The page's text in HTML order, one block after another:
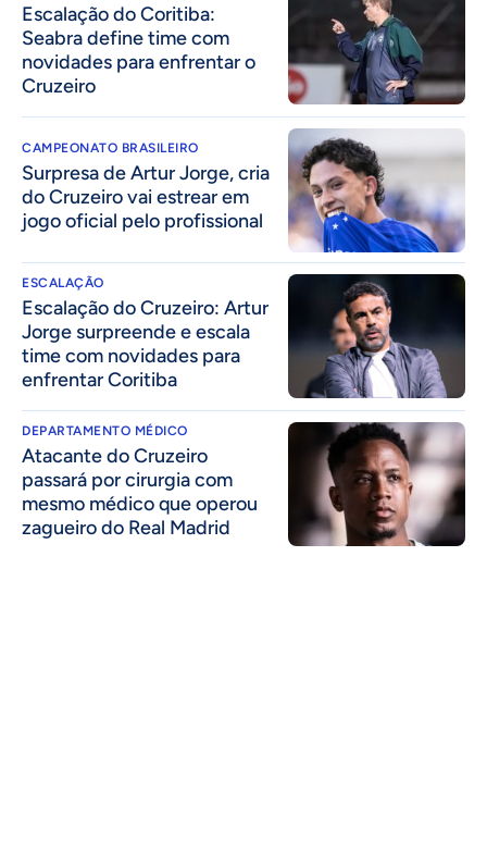
Escalação do Coritiba:
Seabra define time com
novidades para enfrentar o
Cruzeiro
CAMPEONATO BRASILEIRO
Surpresa de Artur Jorge, cria
do Cruzeiro vai estrear em
jogo oficial pelo profissional
ESCALAÇÃO
Escalação do Cruzeiro: Artur
Jorge surpreende e escala
time com novidades para
enfrentar Coritiba
DEPARTAMENTO MÉDICO
Atacante do Cruzeiro
passará por cirurgia com
mesmo médico que operou
zagueiro do Real Madrid